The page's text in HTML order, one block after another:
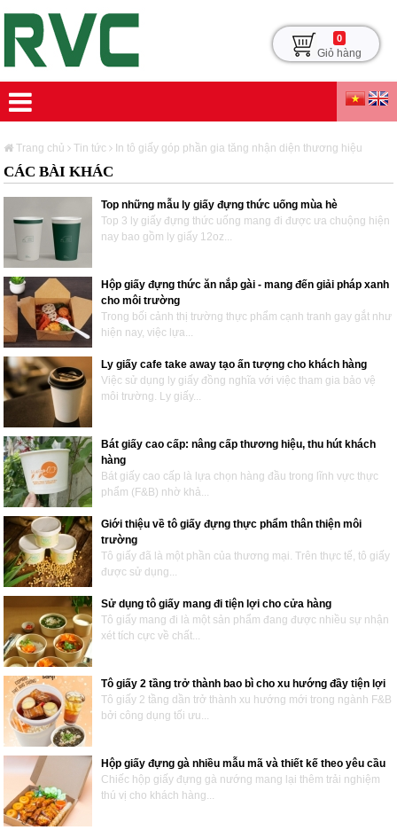
0
Giỏ hàng
Trang chủ Tin tức In tô giấy góp phần gia tăng nhận diện thương hiệu
CÁC BÀI KHÁC
Top những mẫu ly giấy đựng thức uống mùa hè
Top 3 ly giấy đựng thức uống mang đi được ưa chuộng hiện
nay bao gồm ly giấy 12oz...
Hộp giấy đựng thức ăn nắp gài - mang đến giải pháp xanh
cho môi trường
Trong bối cảnh thị trường thực phẩm cạnh tranh gay gắt như
hiện nay, việc lựa...
Ly giấy cafe take away tạo ấn tượng cho khách hàng
Việc sử dụng ly giấy đồng nghĩa với việc tham gia bảo vệ
môi trường. Ly giấy...
Bát giấy cao cấp: nâng cấp thương hiệu, thu hút khách
hàng
Bát giấy cao cấp là lựa chọn hàng đầu trong lĩnh vực thực
phẩm (F&B) nhờ khả...
Giới thiệu về tô giấy đựng thực phẩm thân thiện môi
trường
Tô giấy đã là một phần của thương mại. Trên thực tế, tô giấy
được sử dụng...
Sử dụng tô giấy mang đi tiện lợi cho cửa hàng
Tô giấy mang đi là một sản phẩm đang được nhiều sự nhận
xét tích cực về chất...
Tô giấy 2 tầng trở thành bao bì cho xu hướng đầy tiện lợi
Tô giấy 2 tầng dần trở thành xu hướng mới trong ngành F&B
bởi công dụng tối ưu...
Hộp giấy đựng gà nhiều mẫu mã và thiết kế theo yêu cầu
Chiếc hộp giấy đựng gà nướng mang lại thêm trải nghiệm
thú vị cho khách hàng...